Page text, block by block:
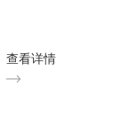
查看详情